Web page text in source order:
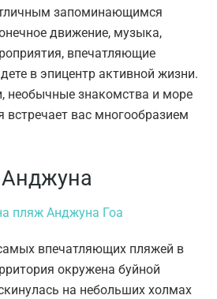
запоминающимся
движение, музыка,
впечатляющие
в эпицентр активной жизни.
необычные знакомства и море
вас многообразием
впечатляющих пляжей в
окружена буйной
на небольших холмах